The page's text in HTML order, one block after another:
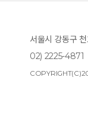
서울시 강동구
02) 2225-4871